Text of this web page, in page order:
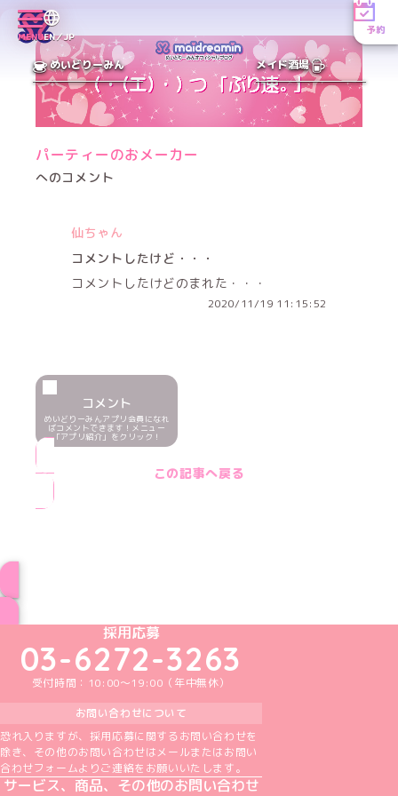
MENUEN／JP
予約
めいどりーみん メイド酒場
パーティーのおメーカー
へのコメント
仙ちゃん
コメントしたけど・・・
コメントしたけどのまれた・・・
2020/11/19 11:15:52
コメント
めいどりーみんアプリ会員になれ
ばコメントできます！メニュー
「アプリ紹介」をクリック！
この記事へ戻る
めいどりーみんTikTok公式アカウント
めいどりーみんX公式アカウント
めいどりーみんInstagram公式アカウント
めいどりーみんFacebook公式アカウン
めいどりーみんYouTube公式アカ
採用応募
03-6272-3263
受付時間：10:00～19:00（年中無休）
お問い合わせについて
恐れ入りますが、採用応募に関するお問い合わせを
除き、その他のお問い合わせはメールまたはお問い
合わせフォームよりご連絡をお願いいたします。
サービス、商品、その他のお問い合わせ